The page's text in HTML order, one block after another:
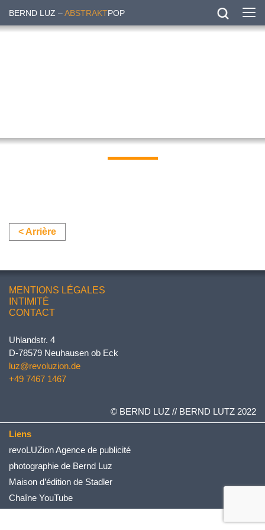
BERND LUZ –ABSTRAKTPOP
< Arrière
MENTIONS LÉGALES
INTIMITÉ
CONTACT
Uhlandstr. 4
D-78579 Neuhausen ob Eck
luz@revoluzion.de
+49 7467 1467
© BERND LUZ // BERND LUTZ 2022
Liens
revoLUZion Agence de publicité
photographie de Bernd Luz
Maison d’édition de Stadler
Chaîne YouTube